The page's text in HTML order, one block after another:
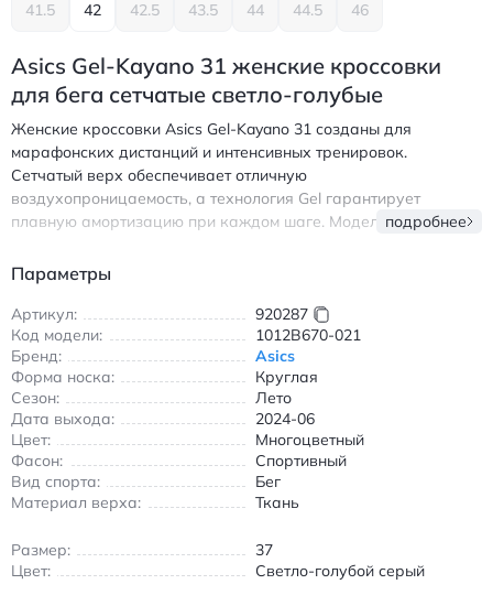
41.5 42 42.5 43.5 44 44.5 46
Asics Gel-Kayano 31 женские кроссовки
для бега сетчатые светло-голубые
Женские кроссовки Asics Gel-Kayano 31 созданы для
марафонских дистанций и интенсивных тренировок.
Сетчатый верх обеспечивает отличную
воздухопроницаемость, а технология Gel гарантирует
плавную амортизацию при каждом шаге. Модель с круглым
стабильность во время бега по асфальту или беговой
подчеркивает спортивный стиль и легко сочетается с любой
экипировкой. Подошва из резины обеспечивает надежное
сцепление, а внутренняя отделка без подкладки делает
обувь легкой и комфортной даже в жаркую погоду.
Идеальный выбор для бегунов, ценящих сочетание
инновационных технологий и эргономичного дизайна. Асикс
Гел-Кайано 31 женские кроссовки для бега сетчатые светло-
голубые
подробнее
Параметры
Артикул:
920287
Код модели:
1012B670-021
Бренд:
Asics
Форма носка:
Круглая
Сезон:
Лето
Дата выхода:
2024-06
Цвет:
Многоцветный
Фасон:
Спортивный
Вид спорта:
Бег
Материал верха:
Ткань
Размер:
37
Цвет:
Светло-голубой серый